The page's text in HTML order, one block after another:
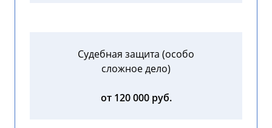
Судебная защита (особо
сложное дело)
от 120 000 руб.